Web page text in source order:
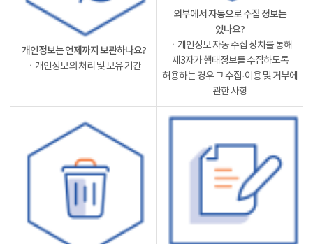
개인정보는 언제까지 보관하나요?
ㆍ개인정보의 처리 및 보유 기간
외부에서 자동으로 수집 정보는
있나요?
ㆍ개인정보 자동 수집 장치를 통해
제3자가 행태정보를 수집하도록
허용하는 경우 그 수집·이용 및 거부에
관한 사항